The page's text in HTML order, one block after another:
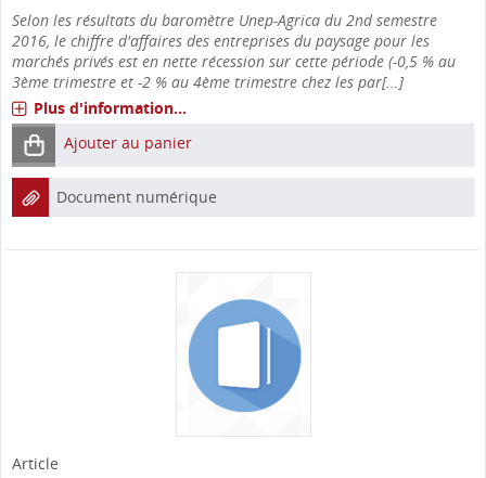
Selon les résultats du baromètre Unep-Agrica du 2nd semestre
2016, le chiffre d'affaires des entreprises du paysage pour les
marchés privés est en nette récession sur cette période (-0,5 % au
3ème trimestre et -2 % au 4ème trimestre chez les par[...]
Plus d'information...
Ajouter au panier
Document numérique
Article